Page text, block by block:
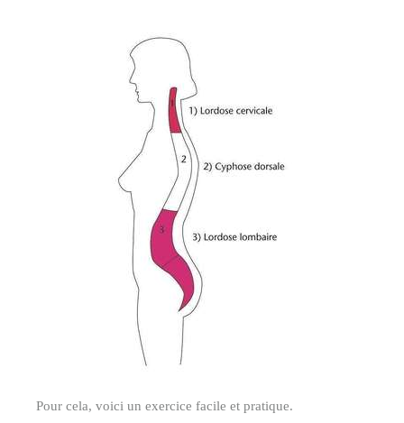
Pour cela, voici un exercice facile et pratique.